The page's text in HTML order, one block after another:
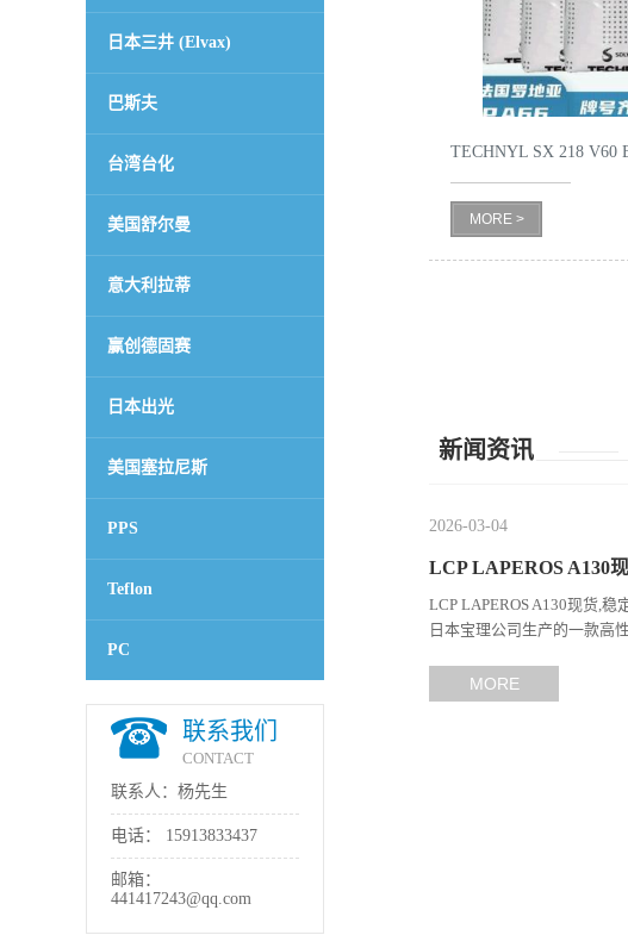
日本三井 (Elvax)
巴斯夫
台湾台化
美国舒尔曼
意大利拉蒂
赢创德固赛
日本出光
美国塞拉尼斯
PPS
Teflon
PC
联系我们
CONTACT
联系人：杨先生
电话： 15913833437
邮箱：
441417243@qq.com
TECHNYL SX 218 V60
MORE >
新闻资讯
2026-03-04
LCP LAPEROS A130
LCP LAPEROS A130现货,稳
日本宝理公司生产的一款高
MORE